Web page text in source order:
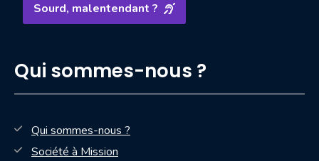
Sourd, malentendant ?
Qui sommes-nous ?
Qui sommes-nous ?
Société à Mission